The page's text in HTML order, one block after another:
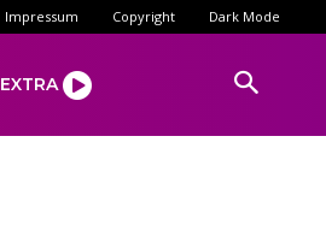
Impressum Copyright Dark Mode
EXTRA